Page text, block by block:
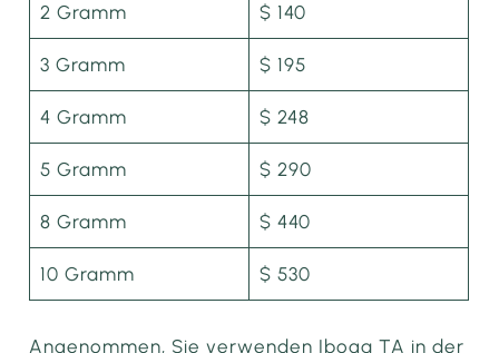
2 Gramm $ 140
3 Gramm $ 195
4 Gramm $ 248
5 Gramm $ 290
8 Gramm $ 440
10 Gramm $ 530
Angenommen, Sie verwenden Iboga TA in der